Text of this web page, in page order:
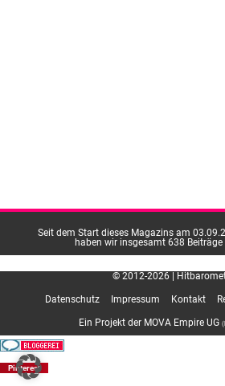
Seit dem Start dieses Magazins am
haben wir insgesamt 638
© 2012-2026 |
Ein Projekt der MOVA Empire UG
Datenschutz Impressum Kontakt
Pinterest